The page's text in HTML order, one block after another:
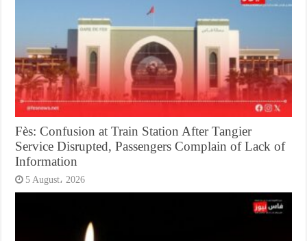
Fès: Confusion at Train Station After Tangier
Service Disrupted, Passengers Complain of Lack of
Information
5 August، 2026